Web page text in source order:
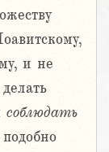
и не
соблюдать